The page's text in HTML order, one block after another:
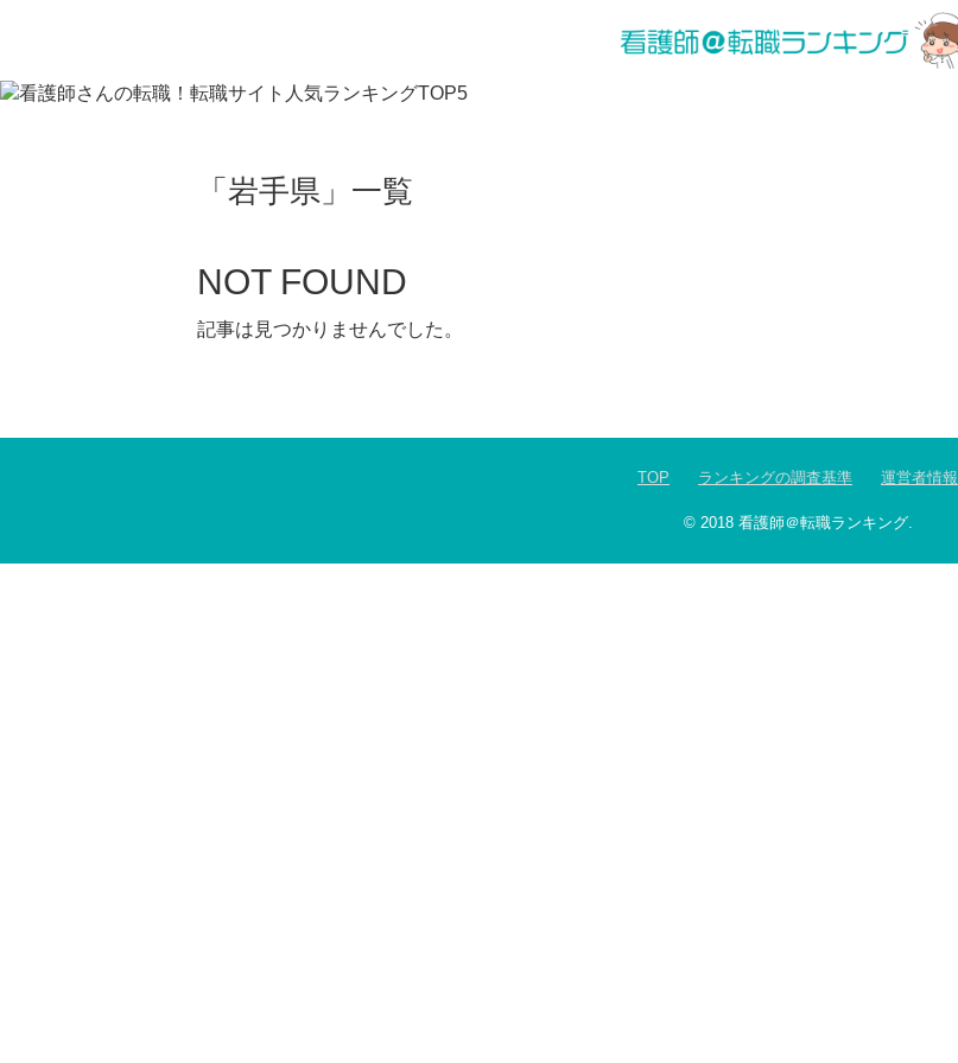
「 岩手県 」 一覧
NOT FOUND
記事は見つかりませんでした。
TOP ランキングの調査基準 運営者情報
© 2018 看護師＠転職ランキング.